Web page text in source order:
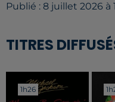
Publié : 8 juillet 2026 à
TITRES
1h26
1h26